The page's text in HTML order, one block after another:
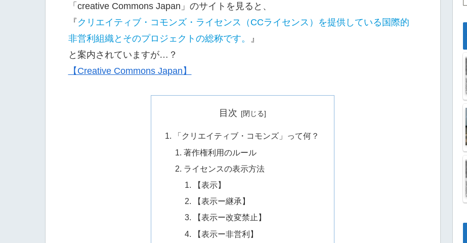
「creative Commons Japan」のサイトを見ると、
『 クリエイティブ・コモンズ・ライセンス（CCライセンス）を提供している国際的
非営利組織とそのプロジェクトの総称です。
』
と案内されていますが…？
【Creative Commons Japan】
目次
「クリエイティブ・コモンズ」って何？
著作権利用のルール
ライセンスの表示方法
【表示】
【表示ー継承】
【表示ー改変禁止】
【表示ー非営利】